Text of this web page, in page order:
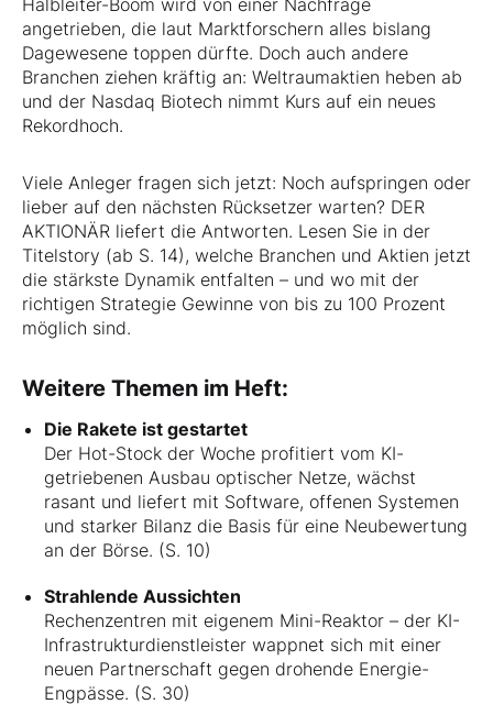
angetrieben, die laut Marktforschern alles bislang
Dagewesene toppen dürfte. Doch auch andere
Branchen ziehen kräftig an: Weltraumaktien heben ab
und der Nasdaq Biotech nimmt Kurs auf ein neues
Rekordhoch.
Viele Anleger fragen sich jetzt: Noch aufspringen oder
lieber auf den nächsten Rücksetzer warten? DER
AKTIONÄR liefert die Antworten. Lesen Sie in der
Titelstory (ab S. 14), welche Branchen und Aktien jetzt
die stärkste Dynamik entfalten – und wo mit der
richtigen Strategie Gewinne von bis zu 100 Prozent
möglich sind.
Weitere Themen im Heft:
Die Rakete ist gestartet
Der Hot-Stock der Woche profitiert vom KI-
getriebenen Ausbau optischer Netze, wächst
rasant und liefert mit Software, offenen Systemen
und starker Bilanz die Basis für eine Neubewertung
an der Börse. (S. 10)
Strahlende Aussichten
Rechenzentren mit eigenem Mini-Reaktor – der KI-
Infrastrukturdienstleister wappnet sich mit einer
neuen Partnerschaft gegen drohende Energie-
Engpässe. (S. 30)